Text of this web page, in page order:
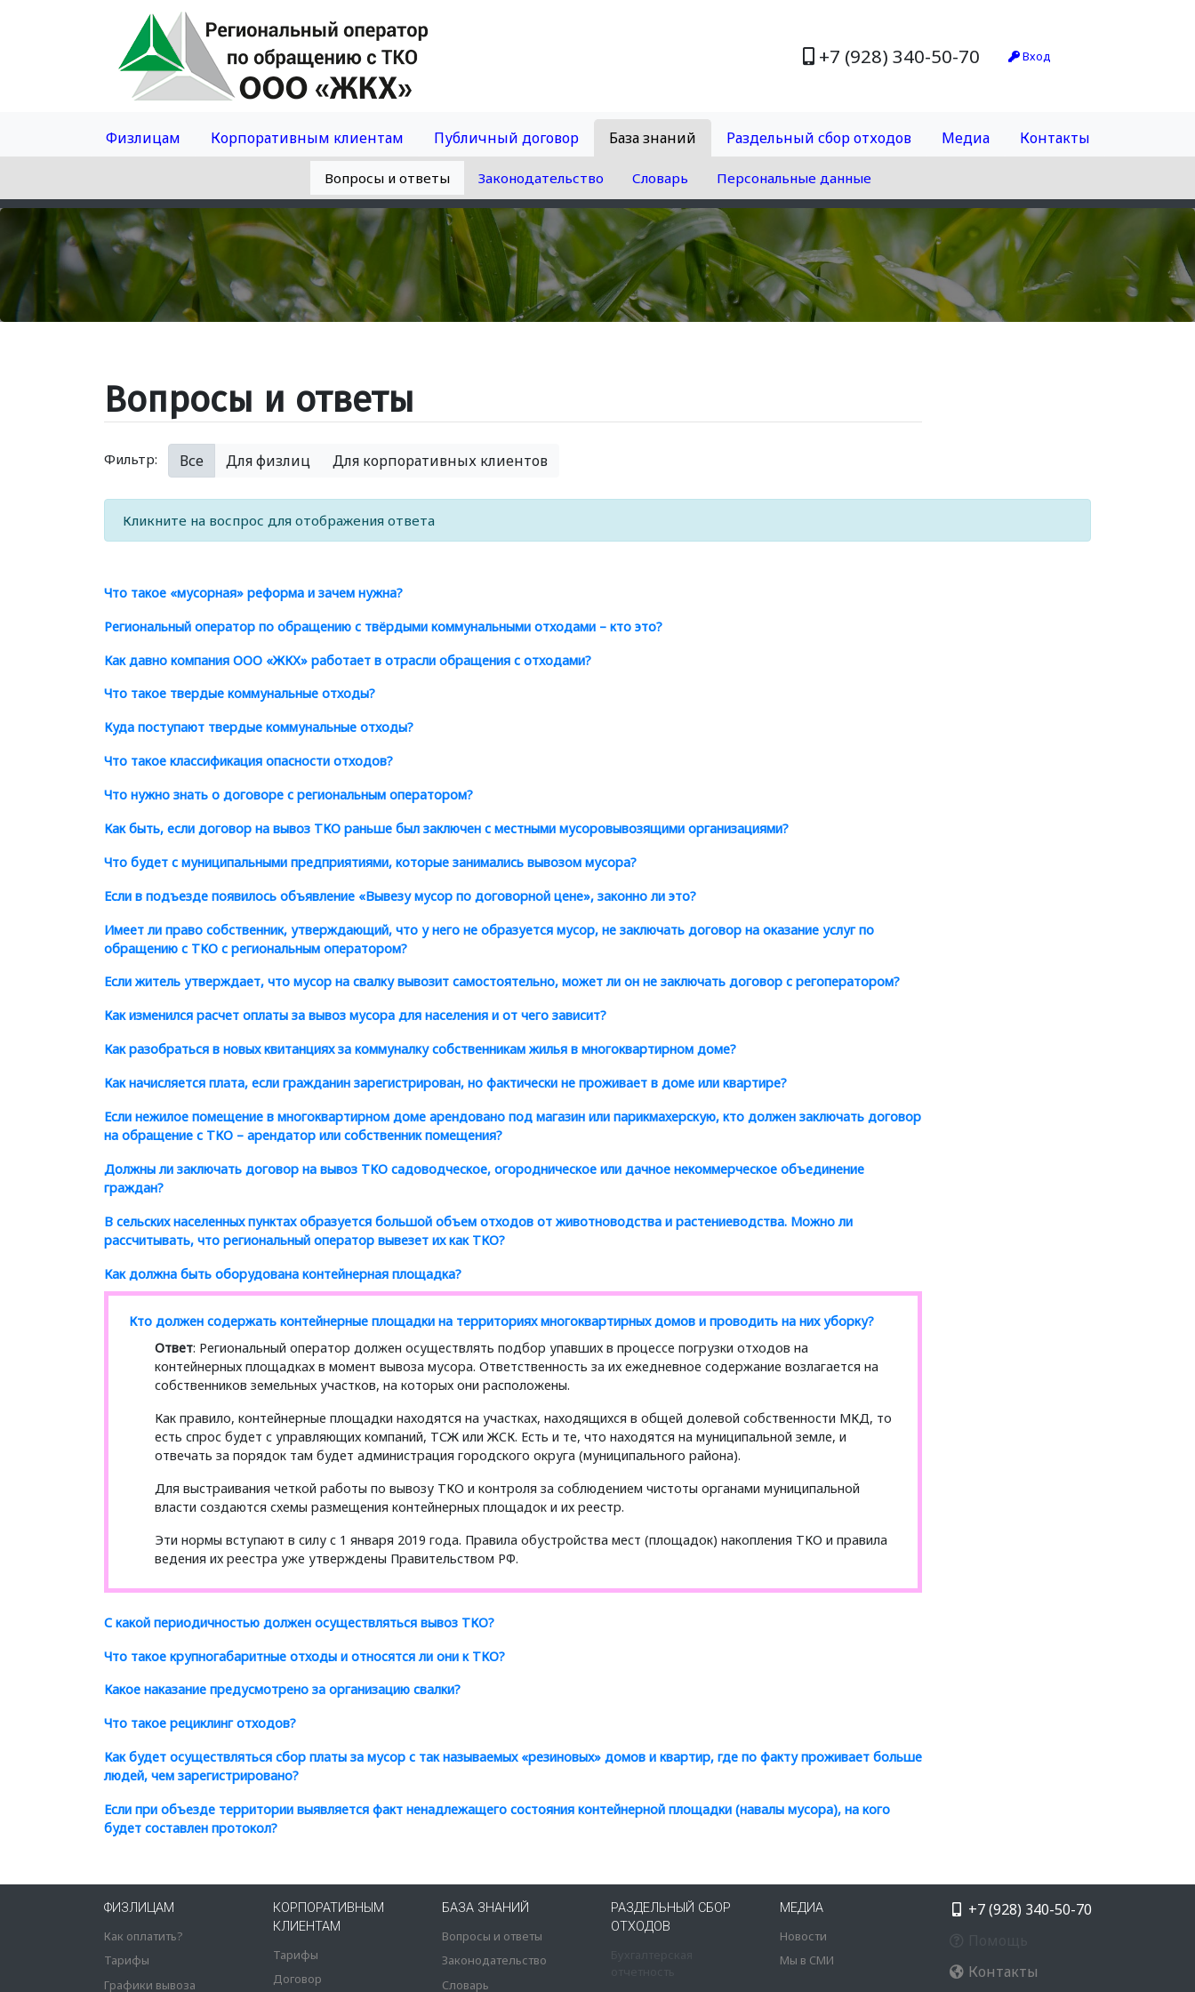
+7 (928) 340-50-70 Вход
Физлицам Корпоративным клиентам Публичный договор База знаний Раздельный сбор отходов Медиа Контакты
Вопросы и ответы Законодательство Словарь Персональные данные
Вопросы и ответы
Фильтр: Все Для физлиц Для корпоративных клиентов
Кликните на воспрос для отображения ответа
Что такое «мусорная» реформа и зачем нужна?
Региональный оператор по обращению с твёрдыми коммунальными отходами – кто это?
Как давно компания ООО «ЖКХ» работает в отрасли обращения с отходами?
Что такое твердые коммунальные отходы?
Куда поступают твердые коммунальные отходы?
Что такое классификация опасности отходов?
Что нужно знать о договоре с региональным оператором?
Как быть, если договор на вывоз ТКО раньше был заключен с местными мусоровывозящими организациями?
Что будет с муниципальными предприятиями, которые занимались вывозом мусора?
Если в подъезде появилось объявление «Вывезу мусор по договорной цене», законно ли это?
Имеет ли право собственник, утверждающий, что у него не образуется мусор, не заключать договор на оказание услуг по
обращению с ТКО с региональным оператором?
Если житель утверждает, что мусор на свалку вывозит самостоятельно, может ли он не заключать договор с регоператором?
Как изменился расчет оплаты за вывоз мусора для населения и от чего зависит?
Как разобраться в новых квитанциях за коммуналку собственникам жилья в многоквартирном доме?
Как начисляется плата, если гражданин зарегистрирован, но фактически не проживает в доме или квартире?
Если нежилое помещение в многоквартирном доме арендовано под магазин или парикмахерскую, кто должен заключать договор
на обращение с ТКО – арендатор или собственник помещения?
Должны ли заключать договор на вывоз ТКО садоводческое, огородническое или дачное некоммерческое объединение
граждан?
В сельских населенных пунктах образуется большой объем отходов от животноводства и растениеводства. Можно ли
рассчитывать, что региональный оператор вывезет их как ТКО?
Как должна быть оборудована контейнерная площадка?
Кто должен содержать контейнерные площадки на территориях многоквартирных домов и проводить на них уборку?
Ответ: Региональный оператор должен осуществлять подбор упавших в процессе погрузки отходов на
контейнерных площадках в момент вывоза мусора. Ответственность за их ежедневное содержание возлагается на
собственников земельных участков, на которых они расположены.
Как правило, контейнерные площадки находятся на участках, находящихся в общей долевой собственности МКД, то
есть спрос будет с управляющих компаний, ТСЖ или ЖСК. Есть и те, что находятся на муниципальной земле, и
отвечать за порядок там будет администрация городского округа (муниципального района).
Для выстраивания четкой работы по вывозу ТКО и контроля за соблюдением чистоты органами муниципальной
власти создаются схемы размещения контейнерных площадок и их реестр.
Эти нормы вступают в силу с 1 января 2019 года. Правила обустройства мест (площадок) накопления ТКО и правила
ведения их реестра уже утверждены Правительством РФ.
С какой периодичностью должен осуществляться вывоз ТКО?
Что такое крупногабаритные отходы и относятся ли они к ТКО?
Какое наказание предусмотрено за организацию свалки?
Что такое рециклинг отходов?
Как будет осуществляться сбор платы за мусор с так называемых «резиновых» домов и квартир, где по факту проживает больше
людей, чем зарегистрировано?
Если при объезде территории выявляется факт ненадлежащего состояния контейнерной площадки (навалы мусора), на кого
будет составлен протокол?
ФИЗЛИЦАМ
Как оплатить?
Тарифы
Графики вывоза
КОРПОРАТИВНЫМ
КЛИЕНТАМ
Тарифы
Договор
БАЗА ЗНАНИЙ
Вопросы и ответы
Законодательство
Словарь
РАЗДЕЛЬНЫЙ СБОР
ОТХОДОВ
МЕДИА
Новости
Мы в СМИ
+7 (928) 340-50-70
Контакты